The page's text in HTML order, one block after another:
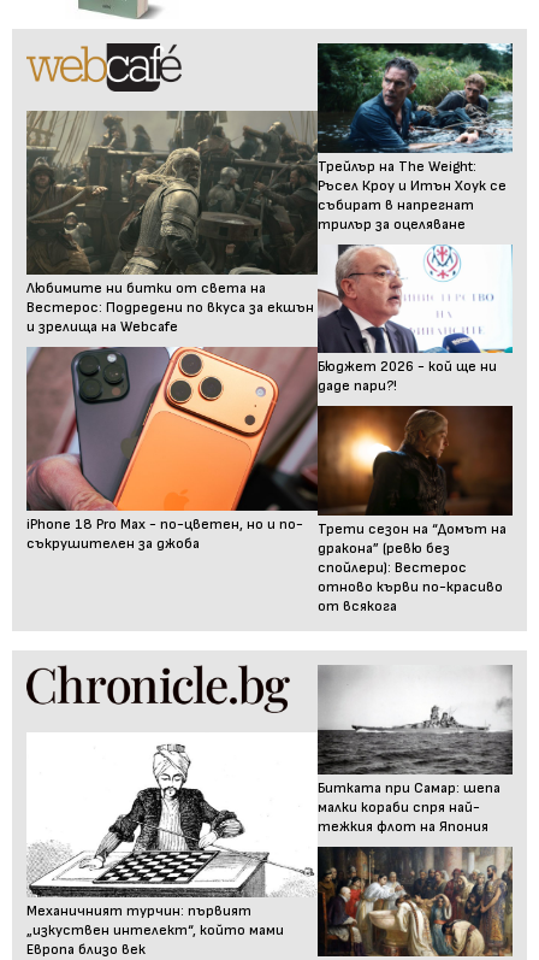
Любимите ни битки от света на
Вестерос: Подредени по вкуса за екшън
и зрелища на Webcafe
iPhone 18 Pro Max - по-цветен, но и по-
съкрушителен за джоба
Трейлър на The Weight:
Ръсел Кроу и Итън Хоук се
събират в напрегнат
трилър за оцеляване
Бюджет 2026 - кой ще ни
даде пари?!
Трети сезон на “Домът на
дракона” (ревю без
спойлери): Вестерос
отново кърви по-красиво
от всякога
Механичният турчин: първият
„изкуствен интелект“, който мами
Европа близо век
Битката при Самар: шепа
малки кораби спря най-
тежкия флот на Япония